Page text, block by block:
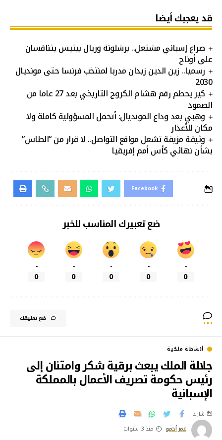
قد يعجبك أيضا
صراع إسباني مشتعل.. برشلونة وريال بيتيس يتنافسان
على أوناح
رسميا.. زين الدين زيدان مدربا لمنتخب فرنسا حتى مونديال
2030
كير يحطم رقم هشام الكروج التاريخي بعد 27 عاما من
الصمود
وهبي بعد وداع المونديال: أتحمل المسؤولية كاملة ولا
مكان للأعذار
وثيقة مزيفة تشعل مواقع التواصل.. لا قرار من “الطاس”
بشأن نهائي كأس أمم إفريقيا
Facebook
ضع تعبيرك المناسب للخبر
-
0
-
0
-
0
-
0
-
0
ضع تعليقك
أنشطة ملكية
جلالة الملك يبعث برقية شكر وامتنان إلى
رئيس حكومة تصريف الأعمال بالمملكة
الإسبانية
عمر أحمو منذ 3 سنوات
شارك